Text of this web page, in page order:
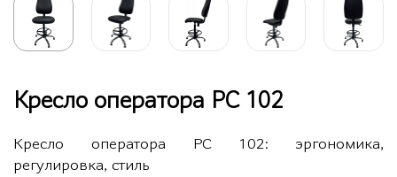
Кресло оператора РС 102
Кресло оператора РС 102: эргономика,
регулировка, стиль